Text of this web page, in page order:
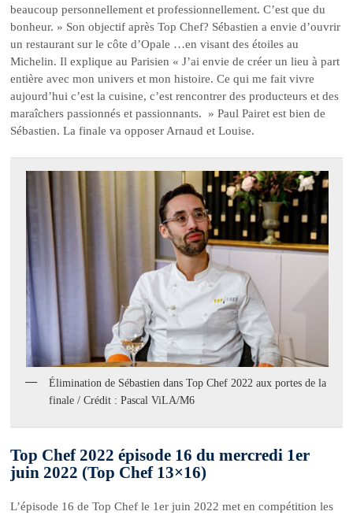
beaucoup personnellement et professionnellement. C’est que du
bonheur. » Son objectif après Top Chef? Sébastien a envie d’ouvrir
un restaurant sur le côte d’Opale …en visant des étoiles au
Michelin. Il explique au Parisien « J’ai envie de créer un lieu à part
entière avec mon univers et mon histoire. Ce qui me fait vivre
aujourd’hui c’est la cuisine, c’est rencontrer des producteurs et des
maraîchers passionnés et passionnants. » Paul Pairet est bien de
Sébastien. La finale va opposer Arnaud et Louise.
Élimination de Sébastien dans Top Chef 2022 aux portes de la
finale / Crédit : Pascal ViLA/M6
Top Chef 2022 épisode 16 du mercredi 1er
juin 2022 (Top Chef 13×16)
L’épisode 16 de Top Chef le 1er juin 2022 met en compétition les